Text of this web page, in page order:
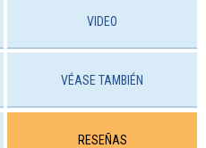
VIDEO
VÉASE TAMBIÉN
RESEÑAS